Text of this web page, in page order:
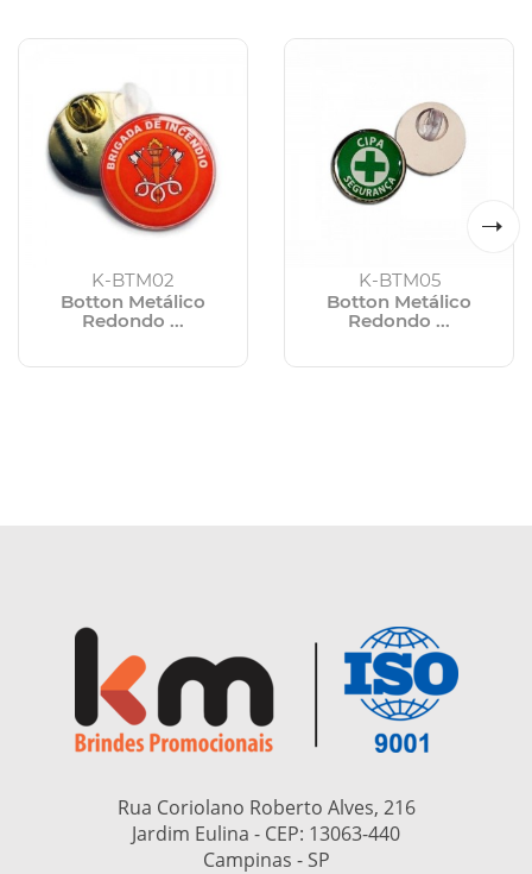
K-BTM02
Botton Metálico
Redondo ...
K-BTM05
Botton Metálico
Redondo ...
Rua Coriolano Roberto Alves, 216
Jardim Eulina - CEP: 13063-440
Campinas - SP